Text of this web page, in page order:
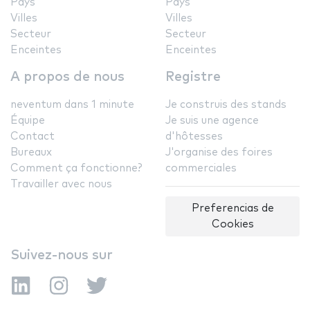
Pays
Villes
Secteur
Enceintes
Pays
Villes
Secteur
Enceintes
A propos de nous
neventum dans 1 minute
Équipe
Contact
Bureaux
Comment ça fonctionne?
Travailler avec nous
Registre
Je construis des stands
Je suis une agence
d'hôtesses
J'organise des foires
commerciales
Preferencias de
Cookies
Suivez-nous sur